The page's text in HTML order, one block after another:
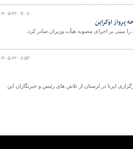
۱۴۰۳-۰۵-۲۲
اوکراین
مبنی بر اجرای مصوبه هیأت وزیران صادر کرد.
۱۴۰۳-۰۵-۲۲
ایرنا در لرستان از تلاش های رئیس و خبرنگاران این